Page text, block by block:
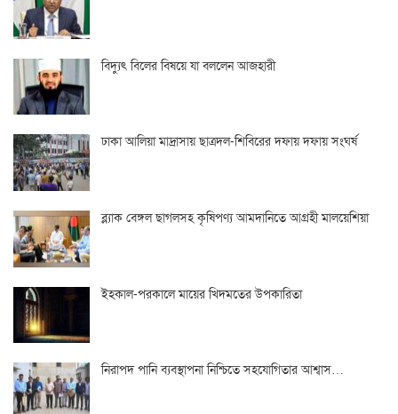
বিদ্যুৎ বিলের বিষয়ে যা বললেন আজহারী
ঢাকা আলিয়া মাদ্রাসায় ছাত্রদল-শিবিরের দফায় দফায় সংঘর্ষ
ব্ল্যাক বেঙ্গল ছাগলসহ কৃষিপণ্য আমদানিতে আগ্রহী মালয়েশিয়া
ইহকাল-পরকালে মায়ের খিদমতের উপকারিতা
নিরাপদ পানি ব্যবস্থাপনা নিশ্চিতে সহযোগিতার আশ্বাস…